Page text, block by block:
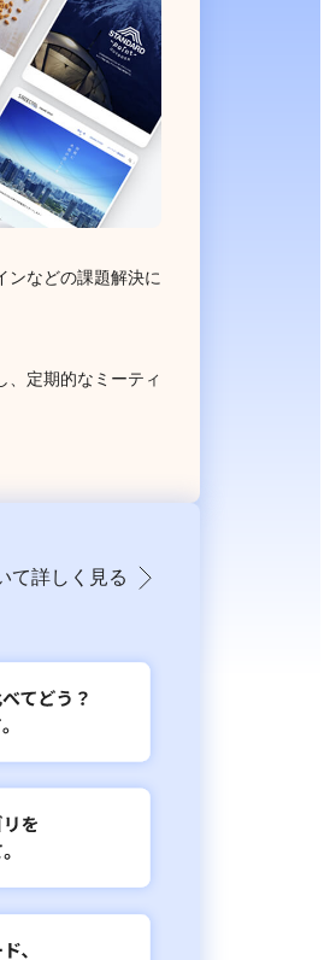
ンなどの課題解決に
、定期的なミーティ
て詳しく見る